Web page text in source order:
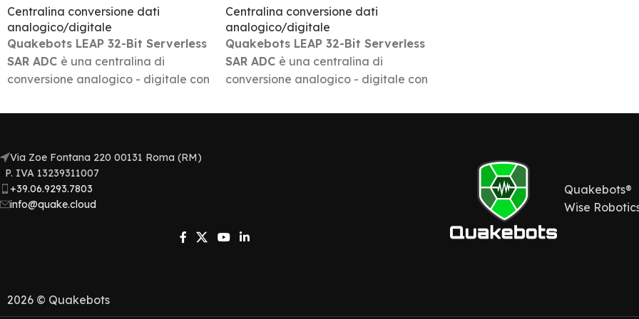
Centralina conversione dati
analogico/digitale
Quakebots LEAP 32-Bit Serverless
SAR ADC è una centralina di
conversione analogico - digitale con
Array) dedicata. Una tecnologia
rivoluzionare il modo di ottenimento
e gestione dei dati.
Centralina conversione dati
analogico/digitale
Quakebots LEAP 32-Bit Serverless
SAR ADC è una centralina di
conversione analogico - digitale con
Array) dedicata. Una tecnologia
Via Zoe Fontana 220 00131 Roma (RM)
P. IVA 13239311007​
+39.06.9293.7803
info@quake.cloud
Quakebots®
Wise
2026 © Quakebots